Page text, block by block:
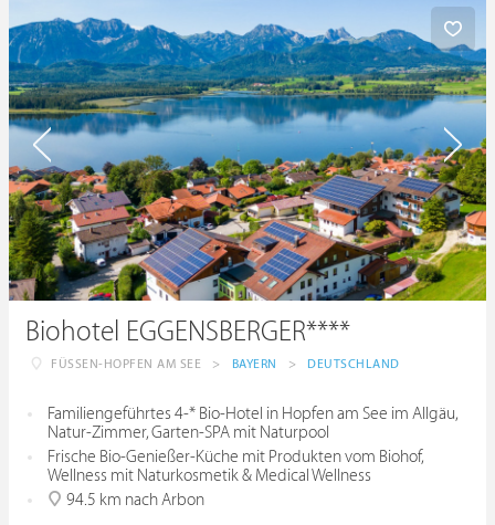
Biohotel EGGENSBERGER****
FÜSSEN-HOPFEN AM SEE > BAYERN > DEUTSCHLAND
Familiengeführtes 4-* Bio-Hotel in Hopfen am See im Allgäu,
Natur-Zimmer, Garten-SPA mit Naturpool
Frische Bio-Genießer-Küche mit Produkten vom Biohof,
Wellness mit Naturkosmetik & Medical Wellness
94.5 km nach Arbon